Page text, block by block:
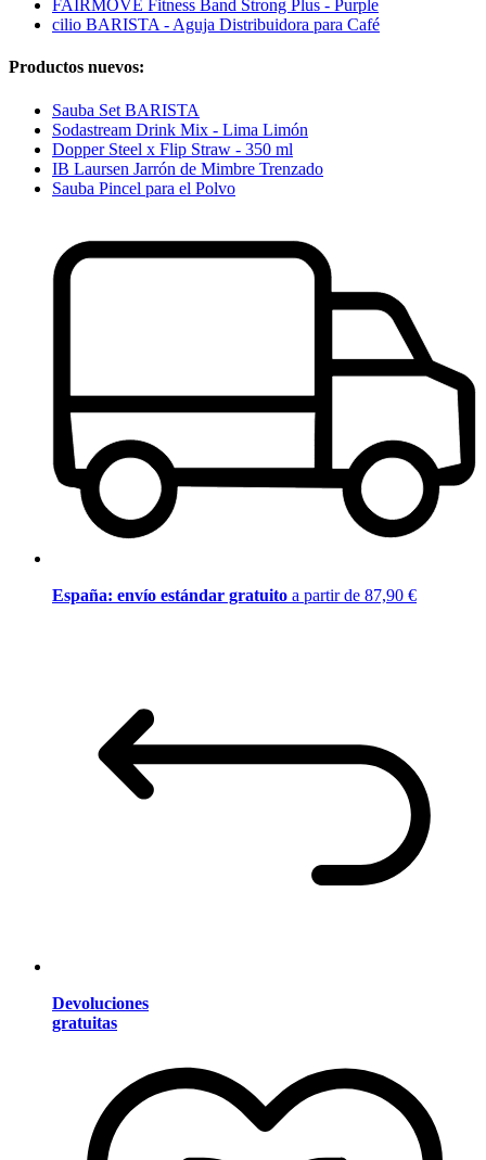
FAIRMOVE Fitness Band Strong Plus - Purple
cilio BARISTA - Aguja Distribuidora para Café
Productos nuevos:
Sauba Set BARISTA
Sodastream Drink Mix - Lima Limón
Dopper Steel x Flip Straw - 350 ml
IB Laursen Jarrón de Mimbre Trenzado
Sauba Pincel para el Polvo
España: envío estándar gratuito a partir de 87,90 €
Devoluciones
gratuitas